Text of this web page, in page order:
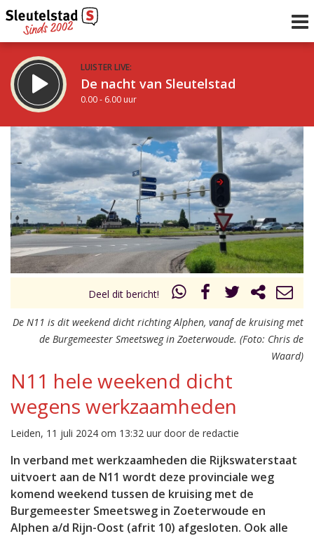
LUISTER LIVE:
De nacht van Sleutelstad
0.00 - 6.00 uur
STRAKS:
De ochtend van Sleutelstad
6.00 - 12.00 uur
Vorig uur
uur 1 van 0 Volgend uur
Inklappen
Deel dit bericht!
De N11 is dit weekend dicht richting Alphen, vanaf de kruising met
de Burgemeester Smeetsweg in Zoeterwoude. (Foto: Chris de
Waard)
N11 hele weekend dicht
wegens werkzaamheden
Leiden, 11 juli 2024 om 13:32 uur door de redactie
In verband met werkzaamheden die Rijkswaterstaat
uitvoert aan de N11 wordt deze provinciale weg
komend weekend tussen de kruising met de
Burgemeester Smeetsweg in Zoeterwoude en
Alphen a/d Rijn-Oost (afrit 10) afgesloten. Ook alle